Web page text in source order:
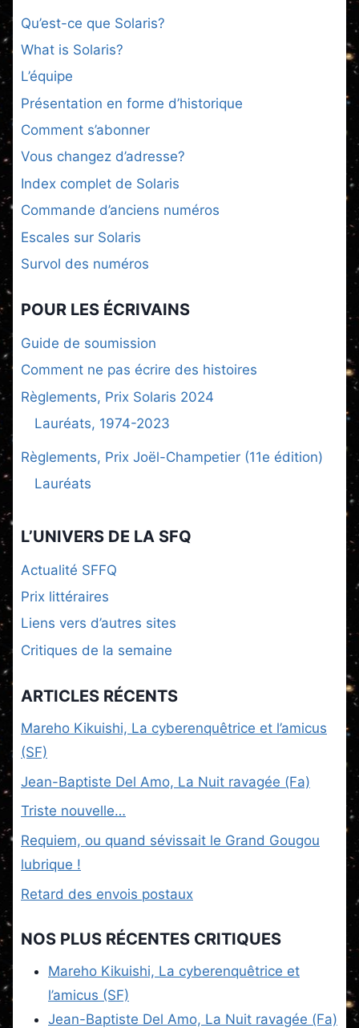
Qu’est-ce que Solaris?
What is Solaris?
L’équipe
Présentation en forme d’historique
Comment s’abonner
Vous changez d’adresse?
Index complet de Solaris
Commande d’anciens numéros
Escales sur Solaris
Survol des numéros
POUR LES ÉCRIVAINS
Guide de soumission
Comment ne pas écrire des histoires
Règlements, Prix Solaris 2024
Lauréats, 1974-2023
Règlements, Prix Joël-Champetier (11e édition)
Lauréats
L’UNIVERS DE LA SFQ
Actualité SFFQ
Prix littéraires
Liens vers d’autres sites
Critiques de la semaine
ARTICLES RÉCENTS
Mareho Kikuishi, La cyberenquêtrice et l’amicus
(SF)
Jean-Baptiste Del Amo, La Nuit ravagée (Fa)
Triste nouvelle…
Requiem, ou quand sévissait le Grand Gougou
lubrique !
Retard des envois postaux
NOS PLUS RÉCENTES CRITIQUES
Mareho Kikuishi, La cyberenquêtrice et
l’amicus (SF)
Jean-Baptiste Del Amo, La Nuit ravagée (Fa)